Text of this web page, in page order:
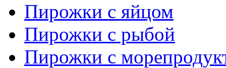
Пирожки с яйцом
Пирожки с рыбой
Пирожки с